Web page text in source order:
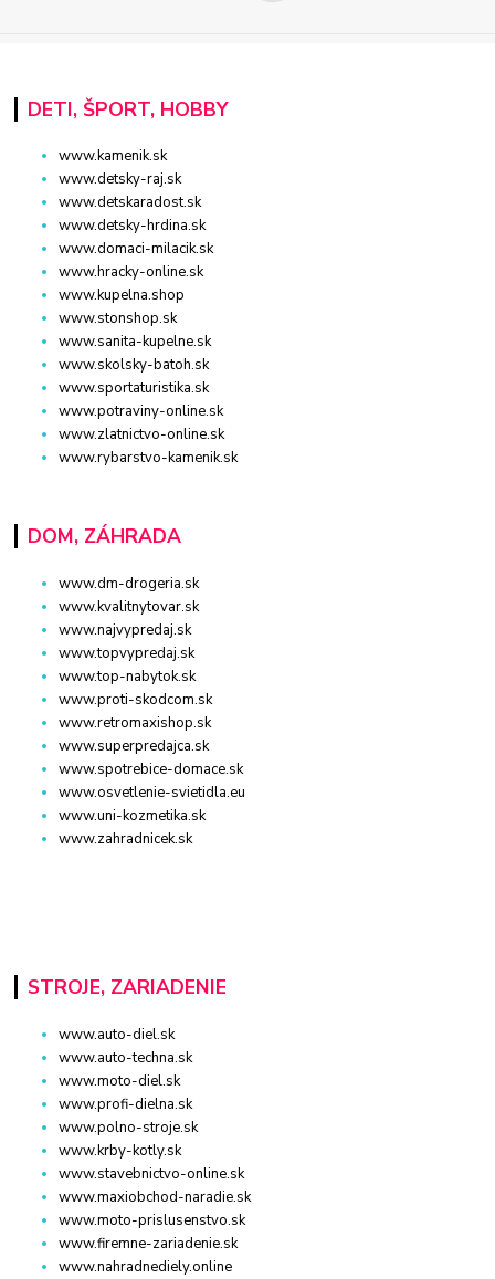
DETI, ŠPORT, HOBBY
www.kamenik.sk
www.detsky-raj.sk
www.detskaradost.sk
www.detsky-hrdina.sk
www.domaci-milacik.sk
www.hracky-online.sk
www.kupelna.shop
www.stonshop.sk
www.sanita-kupelne.sk
www.skolsky-batoh.sk
www.sportaturistika.sk
www.potraviny-online.sk
www.zlatnictvo-online.sk
www.rybarstvo-kamenik.sk
DOM, ZÁHRADA
www.dm-drogeria.sk
www.kvalitnytovar.sk
www.najvypredaj.sk
www.topvypredaj.sk
www.top-nabytok.sk
www.proti-skodcom.sk
www.retromaxishop.sk
www.superpredajca.sk
www.spotrebice-domace.sk
www.osvetlenie-svietidla.eu
www.uni-kozmetika.sk
www.zahradnicek.sk
STROJE, ZARIADENIE
www.auto-diel.sk
www.auto-techna.sk
www.moto-diel.sk
www.profi-dielna.sk
www.polno-stroje.sk
www.krby-kotly.sk
www.stavebnictvo-online.sk
www.maxiobchod-naradie.sk
www.moto-prislusenstvo.sk
www.firemne-zariadenie.sk
www.nahradnediely.online